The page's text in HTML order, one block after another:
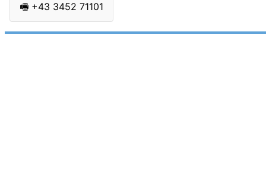
🖷 +43 3452 71101